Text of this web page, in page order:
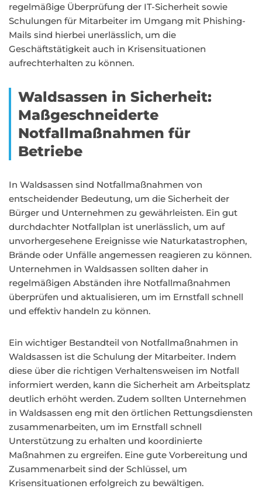
regelmäßige Überprüfung der IT-Sicherheit sowie
Schulungen für Mitarbeiter im Umgang mit Phishing-
Mails sind hierbei unerlässlich, um die
Geschäftstätigkeit auch in Krisensituationen
aufrechterhalten zu können.
Waldsassen in Sicherheit:
Maßgeschneiderte
Notfallmaßnahmen für
Betriebe
In Waldsassen sind Notfallmaßnahmen von
entscheidender Bedeutung, um die Sicherheit der
Bürger und Unternehmen zu gewährleisten. Ein gut
durchdachter Notfallplan ist unerlässlich, um auf
unvorhergesehene Ereignisse wie Naturkatastrophen,
Brände oder Unfälle angemessen reagieren zu können.
Unternehmen in Waldsassen sollten daher in
regelmäßigen Abständen ihre Notfallmaßnahmen
überprüfen und aktualisieren, um im Ernstfall schnell
und effektiv handeln zu können.
Ein wichtiger Bestandteil von Notfallmaßnahmen in
Waldsassen ist die Schulung der Mitarbeiter. Indem
diese über die richtigen Verhaltensweisen im Notfall
informiert werden, kann die Sicherheit am Arbeitsplatz
deutlich erhöht werden. Zudem sollten Unternehmen
in Waldsassen eng mit den örtlichen Rettungsdiensten
zusammenarbeiten, um im Ernstfall schnell
Unterstützung zu erhalten und koordinierte
Maßnahmen zu ergreifen. Eine gute Vorbereitung und
Zusammenarbeit sind der Schlüssel, um
Krisensituationen erfolgreich zu bewältigen.